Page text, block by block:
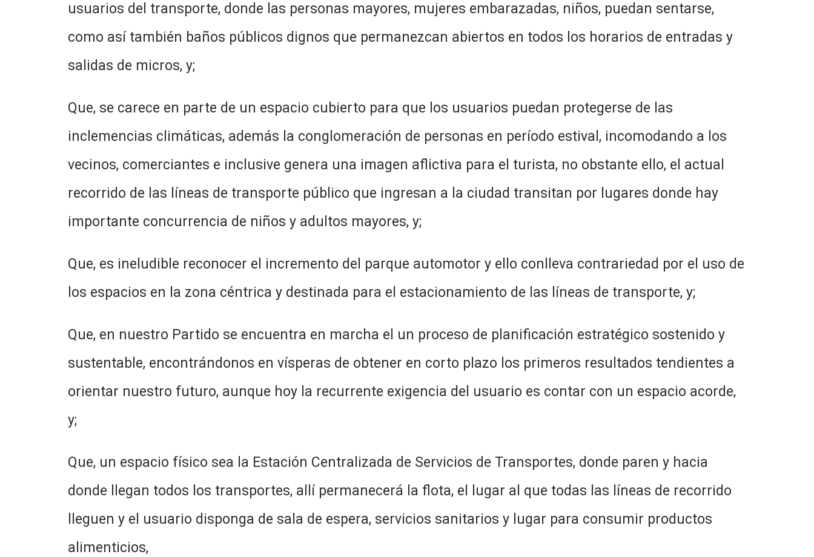
usuarios del transporte, donde las personas mayores, mujeres embarazadas, niños, puedan sentarse,
como así también baños públicos dignos que permanezcan abiertos en todos los horarios de entradas y
salidas de micros, y;
Que, se carece en parte de un espacio cubierto para que los usuarios puedan protegerse de las
inclemencias climáticas, además la conglomeración de personas en período estival, incomodando a los
vecinos, comerciantes e inclusive genera una imagen aflictiva para el turista, no obstante ello, el actual
recorrido de las líneas de transporte público que ingresan a la ciudad transitan por lugares donde hay
importante concurrencia de niños y adultos mayores, y;
Que, es ineludible reconocer el incremento del parque automotor y ello conlleva contrariedad por el uso de
los espacios en la zona céntrica y destinada para el estacionamiento de las líneas de transporte, y;
Que, en nuestro Partido se encuentra en marcha el un proceso de planificación estratégico sostenido y
sustentable, encontrándonos en vísperas de obtener en corto plazo los primeros resultados tendientes a
orientar nuestro futuro, aunque hoy la recurrente exigencia del usuario es contar con un espacio acorde,
y;
Que, un espacio físico sea la Estación Centralizada de Servicios de Transportes, donde paren y hacia
donde llegan todos los transportes, allí permanecerá la flota, el lugar al que todas las líneas de recorrido
lleguen y el usuario disponga de sala de espera, servicios sanitarios y lugar para consumir productos
alimenticios,